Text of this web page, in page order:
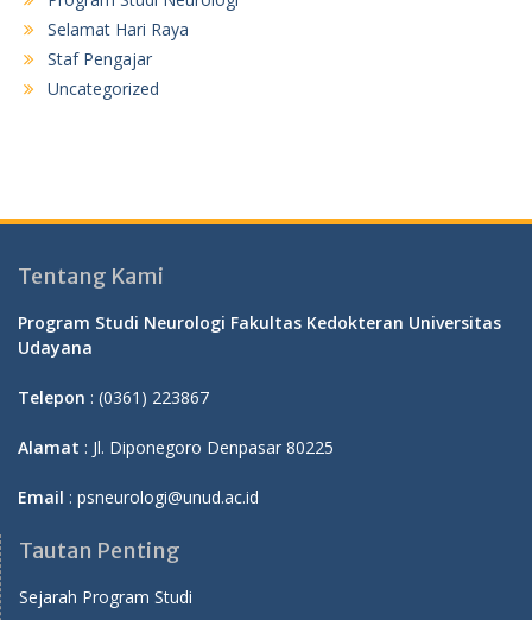
Selamat Hari Raya
Staf Pengajar
Uncategorized
Tentang Kami
Program Studi Neurologi Fakultas Kedokteran Universitas
Udayana
Telepon : (0361) 223867
Alamat : Jl. Diponegoro Denpasar 80225
Email : psneurologi@unud.ac.id
Tautan Penting
Sejarah Program Studi